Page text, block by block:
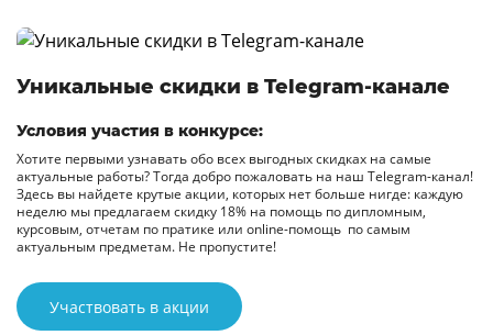
Уникальные скидки в Telegram-канале
Условия участия в конкурсе:
Хотите первыми узнавать обо всех выгодных скидках на самые
актуальные работы? Тогда добро пожаловать на наш Telegram-канал!
Здесь вы найдете крутые акции, которых нет больше нигде: каждую
неделю мы предлагаем скидку 18% на помощь по дипломным,
курсовым, отчетам по пратике или online-помощь по самым
актуальным предметам. Не пропустите!
Участвовать в акции